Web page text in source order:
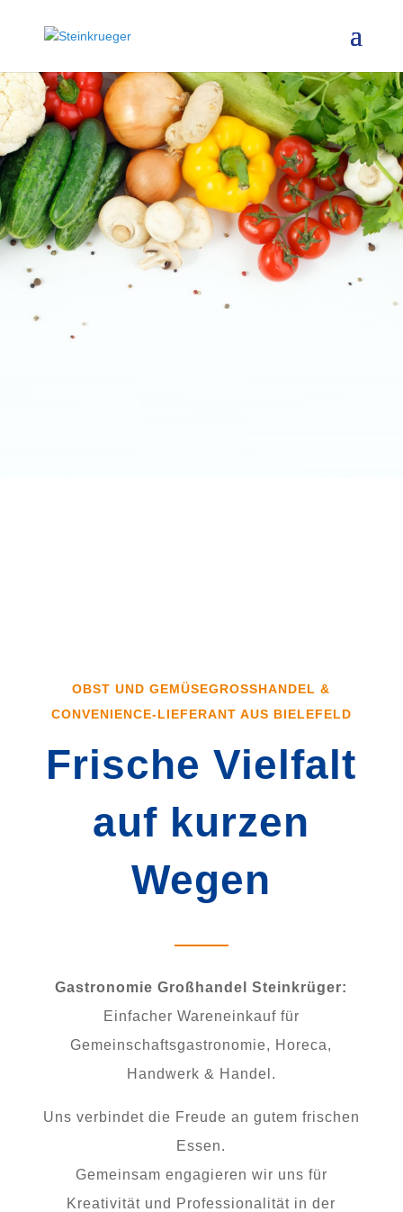
OBST UND GEMÜSEGROSSHANDEL & C
ONVENIENCE-LIEFERANT AUS BIELEFELD
Frische Vielfalt
auf kurzen
Wegen
Gastronomie Großhandel Steinkrüger:
Einfacher Wareneinkauf für
Gemeinschaftsgastronomie, Horeca,
Handwerk & Handel.
Uns verbindet die Freude an gutem frischen
Essen.
Gemeinsam engagieren wir uns für
Kreativität und Professionalität in der